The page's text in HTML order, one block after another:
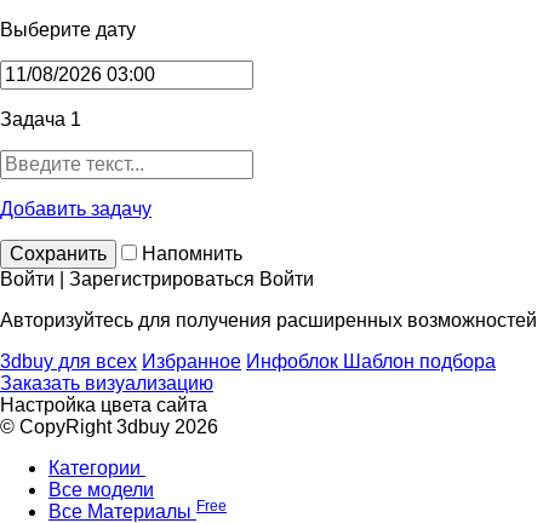
Выберите дату
Задача 1
Добавить задачу
Сохранить
Напомнить
Войти | Зарегистрироваться Войти
Авторизуйтесь для получения расширенных возможностей
3dbuy для всех Избранное Инфоблок Шаблон подбора
Заказать визуализацию
Настройка цвета сайта
© CopyRight 3dbuy 2026
Категории
Все модели
Все Материалы Free